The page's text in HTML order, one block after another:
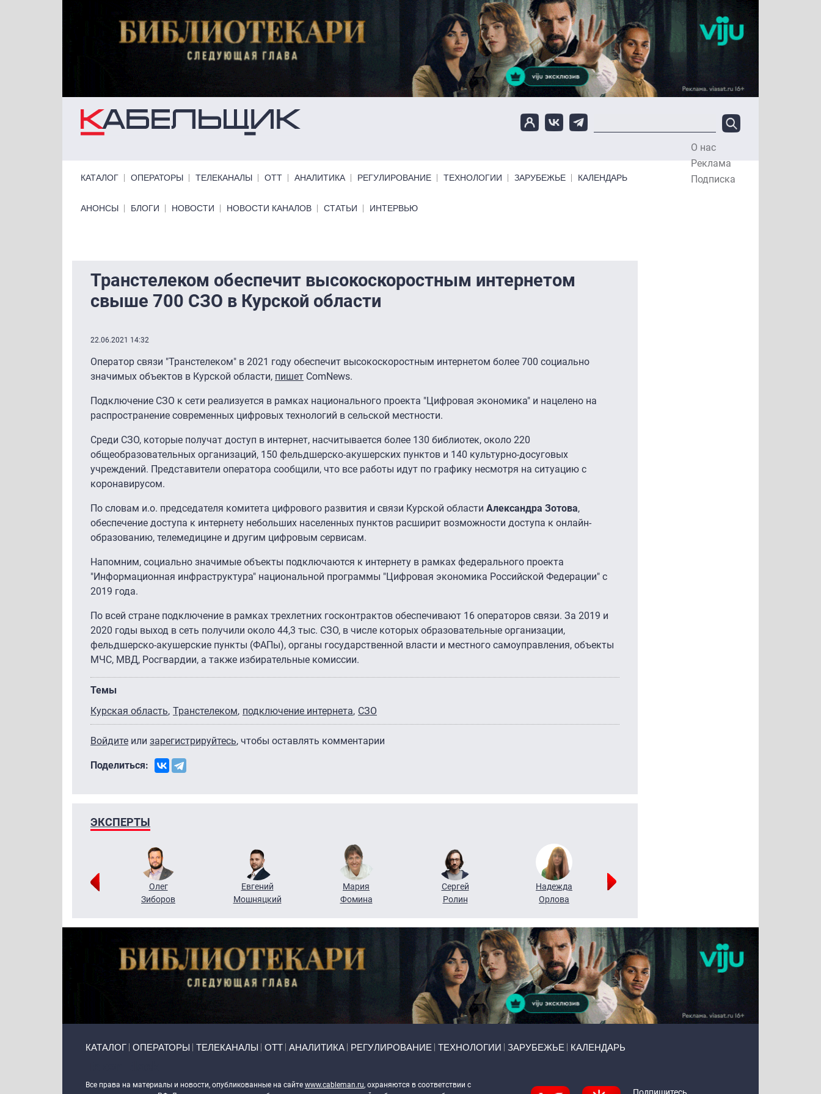
О нас
Реклама
Подписка
КАТАЛОГ ОПЕРАТОРЫ ТЕЛЕКАНАЛЫ ОТТ АНАЛИТИКА РЕГУЛИРОВАНИЕ ТЕХНОЛОГИИ ЗАРУБЕЖЬЕ КАЛЕНДАРЬ
Primary links bottom
АНОНСЫ БЛОГИ НОВОСТИ НОВОСТИ КАНАЛОВ СТАТЬИ ИНТЕРВЬЮ
Транстелеком обеспечит высокоскоростным интернетом
свыше 700 СЗО в Курской области
22.06.2021 14:32
Оператор связи "Транстелеком" в 2021 году обеспечит высокоскоростным интернетом более 700 социально
значимых объектов в Курской области, пишет ComNews.
Подключение СЗО к сети реализуется в рамках национального проекта "Цифровая экономика" и нацелено на
распространение современных цифровых технологий в сельской местности.
Среди СЗО, которые получат доступ в интернет, насчитывается более 130 библиотек, около 220
общеобразовательных организаций, 150 фельдшерско-акушерских пунктов и 140 культурно-досуговых
учреждений. Представители оператора сообщили, что все работы идут по графику несмотря на ситуацию с
коронавирусом.
По словам и.о. председателя комитета цифрового развития и связи Курской области Александра Зотова,
обеспечение доступа к интернету небольших населенных пунктов расширит возможности доступа к онлайн-
образованию, телемедицине и другим цифровым сервисам.
Напомним, социально значимые объекты подключаются к интернету в рамках федерального проекта
"Информационная инфраструктура" национальной программы "Цифровая экономика Российской Федерации" с
2019 года.
По всей стране подключение в рамках трехлетних госконтрактов обеспечивают 16 операторов связи. За 2019 и
2020 годы выход в сеть получили около 44,3 тыс. СЗО, в числе которых образовательные организации,
фельдшерско-акушерские пункты (ФАПы), органы государственной власти и местного самоуправления, объекты
МЧС, МВД, Росгвардии, а также избирательные комиссии.
Темы
Курская область Транстелеком подключение интернета СЗО
Войдите или зарегистрируйтесь, чтобы оставлять комментарии
Поделиться:
ЭКСПЕРТЫ
Олег
Зиборов
Евгений
Мошняцкий
Мария
Фомина
Сергей
Ролин
Надежда
Орлова
КАТАЛОГ ОПЕРАТОРЫ ТЕЛЕКАНАЛЫ ОТТ АНАЛИТИКА РЕГУЛИРОВАНИЕ ТЕХНОЛОГИИ ЗАРУБЕЖЬЕ КАЛЕНДАРЬ
Все права на материалы и новости, опубликованные на сайте www.cableman.ru, охраняются в соответствии с